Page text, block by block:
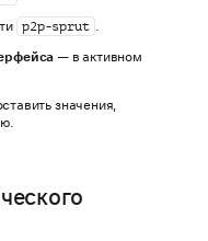
p2p-sprut
— в активном
значения,